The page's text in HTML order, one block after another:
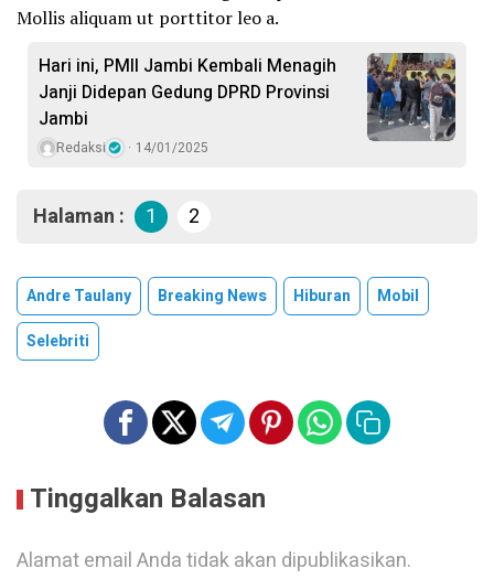
Mollis aliquam ut porttitor leo a.
Hari ini, PMII Jambi Kembali Menagih
Janji Didepan Gedung DPRD Provinsi
Jambi
Redaksi 14/01/2025
Halaman : 1 2
Andre Taulany Breaking News Hiburan
Mobil
Selebriti
Tinggalkan Balasan
Alamat email Anda tidak akan dipublikasikan.